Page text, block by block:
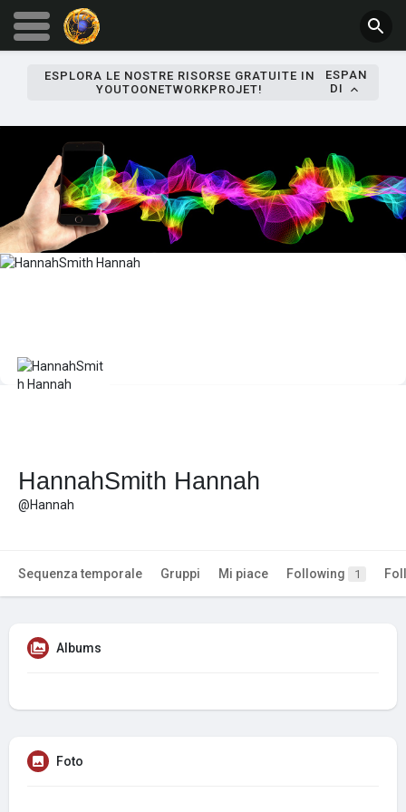
ESPLORA LE NOSTRE RISORSE GRATUITE IN
YOUTOONETWORKPROJET!
ESPAN
DI
HannahSmith Hannah
@Hannah
Sequenza temporale Gruppi Mi piace Following 1
Albums
Foto